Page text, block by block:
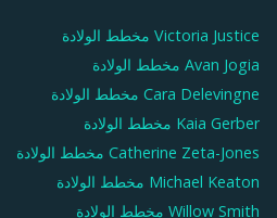
Victoria Justice مخطط الولادة
Avan Jogia مخطط الولادة
Cara Delevingne مخطط الولادة
Kaia Gerber مخطط الولادة
Catherine Zeta-Jones مخطط الولادة
Michael Keaton مخطط الولادة
Willow Smith مخطط الولادة